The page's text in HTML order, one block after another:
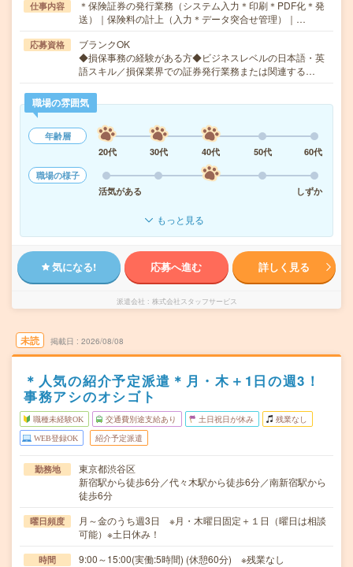
仕事内容
＊保険証券の発行業務（システム入力＊印刷＊PDF化＊発
送）｜保険料の計上（入力＊データ突合せ管理）｜…
応募資格
ブランクOK
◆損保事務の経験がある方◆ビジネスレベルの日本語・英
語スキル／損保業界での証券発行業務または関連する…
職場の雰囲気
年齢層
20代
30代 40代 50代
60代
職場の様子
活気がある
しずか
もっと見る
気になる! 応募へ進む 詳しく見る
派遣会社 株式会社スタッフサービス
未読 掲載日 2026/08/08
＊人気の紹介予定派遣＊月・木＋1日の週3！
事務アシのオシゴト
職種未経験OK 交通費別途支給あり 土日祝日が休み 残業なし
WEB登録OK 紹介予定派遣
勤務地
東京都渋谷区
新宿駅から徒歩6分／代々木駅から徒歩6分／南新宿駅から
徒歩6分
曜日頻度
月～金のうち週3日 ※月・木曜日固定＋１日（曜日は相談
可能）※土日休み！
時間 9:00～15:00(実働:5時間) (休憩60分) ※残業なし